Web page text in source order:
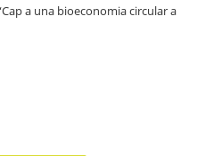
a una bioeconomia circular a